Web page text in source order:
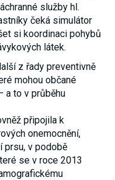
služby hl.
čeká simulátor
si koordinaci pohybů
látek.
z řady preventivně
mohou občané
a to v průběhu
připojila k
onemocnění,
prsu, v podobě
se v roce 2013
Analytické
výkonu
webu
reklamních
pomocí
počet návštěv
zdroje